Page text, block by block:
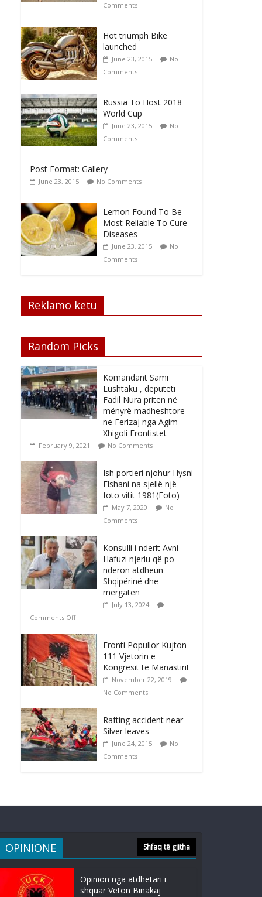
Comments
Hot triumph Bike
launched
June 23, 2015
No
Comments
Russia To Host 2018
World Cup
June 23, 2015
No
Comments
Post Format: Gallery
June 23, 2015 No Comments
Lemon Found To Be
Most Reliable To Cure
Diseases
June 23, 2015
No
Comments
Reklamo këtu
Random Picks
Komandant Sami
Lushtaku , deputeti
Fadil Nura priten në
mënyrë madheshtore
në Ferizaj nga Agim
Xhigoli Frontistet
February 9, 2021 No Comments
Ish portieri njohur Hysni
Elshani na sjellë një
foto vitit 1981(Foto)
May 7, 2020
No
Comments
Konsulli i nderit Avni
Hafuzi njeriu që po
nderon atdheun
Shqipërinë dhe
mërgaten
July 13, 2024
Comments Off
Fronti Popullor Kujton
111 Vjetorin e
Kongresit të Manastirit
November 22, 2019
No Comments
Rafting accident near
Silver leaves
June 24, 2015
No
Comments
OPINIONE Shfaq të gjitha
Opinion nga atdhetari i
shquar Veton Binakaj